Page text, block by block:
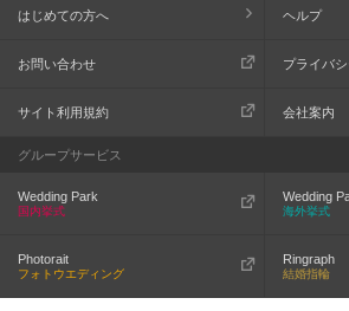
はじめての方へ ヘルプ
お問い合わせ プライバ
サイト利用規約 会社案内
グループサービス
Wedding Park
国内挙式
Wedding
海外挙式
Photorait
フォトウエディング
Ringraph
結婚指輪